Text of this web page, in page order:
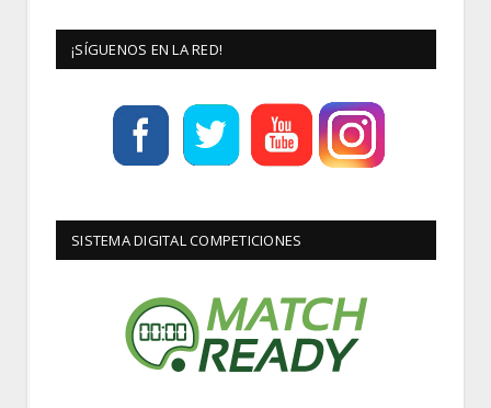
¡SÍGUENOS EN LA RED!
SISTEMA DIGITAL COMPETICIONES